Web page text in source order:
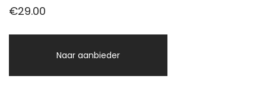
€29.00
Naar aanbieder